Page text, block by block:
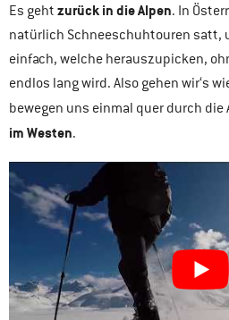
Es geht zurück in die Alpen. In
natürlich Schneeschuhtouren satt,
einfach, welche herauszupicken,
endlos lang wird. Also gehen wir‘s
bewegen uns einmal quer durch die
im Westen.